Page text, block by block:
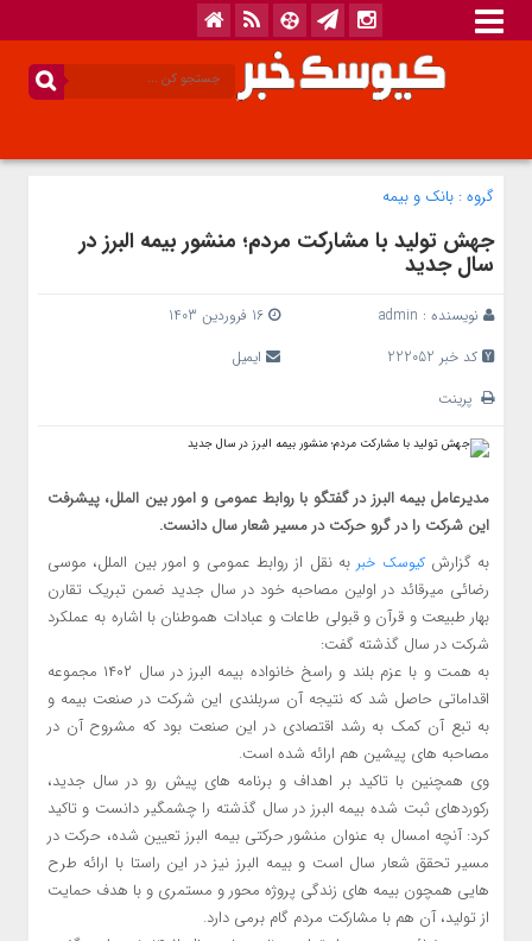
گروه : بانک‌ و بیمه
جهش تولید با مشارکت مردم؛ منشور بیمه البرز در
سال جدید
نویسنده : admin
16 فروردین 1403
کد خبر 222052
ایمیل
پرینت
مدیرعامل بیمه البرز در گفتگو با روابط عمومی و امور بین الملل، پیشرفت
این شرکت را در گرو حرکت در مسیر شعار سال دانست.
به گزارشکیوسک خبر به نقل از روابط عمومی و امور بین الملل، موسی
رضائی میرقائد در اولین مصاحبه خود در سال جدید ضمن تبریک تقارن
بهار طبیعت و قرآن و قبولی طاعات و عبادات هموطنان با اشاره به عملکرد
شرکت در سال گذشته گفت:
به همت و با عزم بلند و راسخ خانواده بیمه البرز در سال ۱۴۰۲ مجموعه
اقداماتی حاصل شد که نتیجه آن سربلندی این شرکت در صنعت بیمه و
به تبع آن کمک به رشد اقتصادی در این صنعت بود که مشروح آن در
مصاحبه های پیشین هم ارائه شده است.
وی همچنین با تاکید بر اهداف و برنامه های پیش رو در سال جدید،
رکوردهای ثبت شده بیمه البرز در سال گذشته را چشمگیر دانست و تاکید
کرد: آنچه امسال به عنوان منشور حرکتی بیمه البرز تعیین شده، حرکت در
مسیر تحقق شعار سال است و بیمه البرز نیز در این راستا با ارائه طرح
هایی همچون بیمه های زندگی پروژه محور و مستمری و با هدف حمایت
از تولید، آن هم با مشارکت مردم گام برمی دارد.